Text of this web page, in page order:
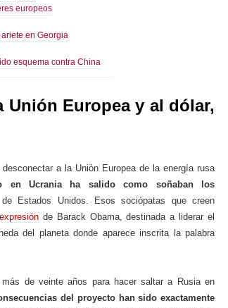
europeos
en Georgia
esquema contra China
Europea y al dólar,
a la Unión Europea de la energía rusa
en Ucrania ha salido como soñaban los
Estados Unidos. Esos sociópatas que creen
expresión de Barack Obama, destinada a liderar el
del planeta donde aparece inscrita la palabra
de veinte años para hacer saltar a Rusia en
del proyecto han sido exactamente